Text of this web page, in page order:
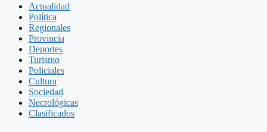
Actualidad
Política
Regionales
Provincia
Deportes
Turismo
Policiales
Cultura
Sociedad
Necrológicas
Clasificados